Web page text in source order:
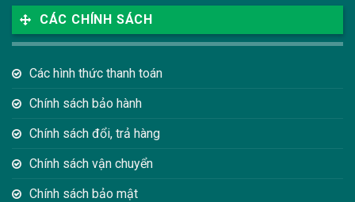
CÁC CHÍNH SÁCH
Các hình thức thanh toán
Chính sách bảo hành
Chính sách đổi, trả hàng
Chính sách vận chuyển
Chính sách bảo mật